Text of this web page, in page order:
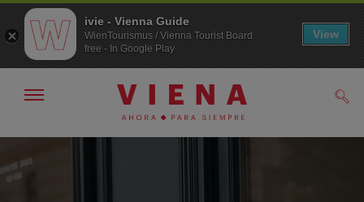
A
la
navegación
Al
contenido
Mostrar/ocultar
ivie - Vienna Guide
WienTourismus / Vienna Tourist Board
free - In Google Play
View